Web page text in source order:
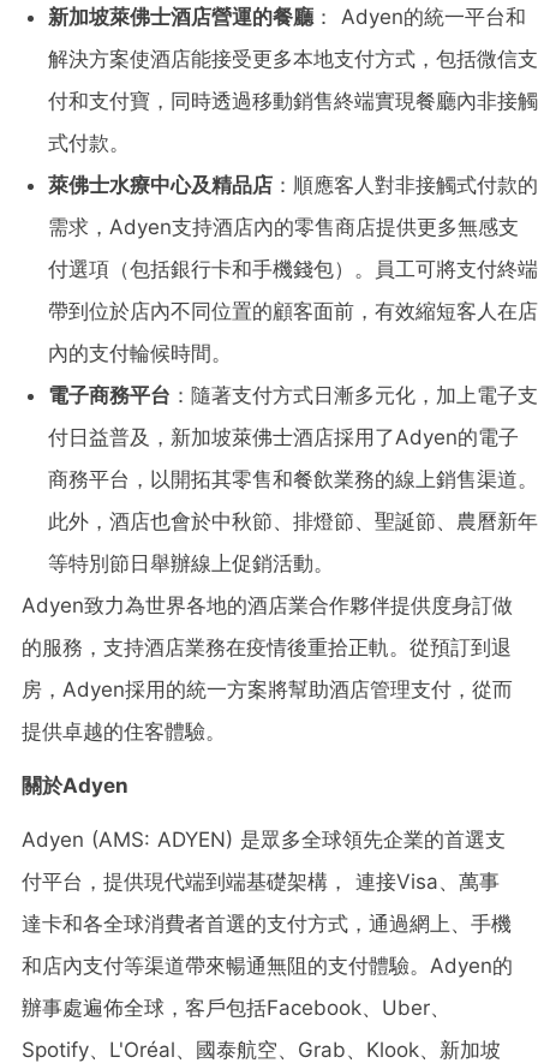
新加坡萊佛士酒店營運的餐廳 ： Adyen的統一平台和
解決方案使酒店能接受更多本地支付方式，包括微信支
付和支付寶，同時透過移動銷售終端實現餐廳內非接觸
式付款。
萊佛士水療中心及精品店 ：順應客人對非接觸式付款的
需求，Adyen支持酒店內的零售商店提供更多無感支
付選項（包括銀行卡和手機錢包）。員工可將支付終端
帶到位於店內不同位置的顧客面前，有效縮短客人在店
內的支付輪候時間。
電子商務平台 ：隨著支付方式日漸多元化，加上電子支
付日益普及，新加坡萊佛士酒店採用了Adyen的電子
商務平台，以開拓其零售和餐飲業務的線上銷售渠道。
此外，酒店也會於中秋節、排燈節、聖誕節、農曆新年
等特別節日舉辦線上促銷活動。
Adyen致力為世界各地的酒店業合作夥伴提供度身訂做
的服務，支持酒店業務在疫情後重拾正軌。從預訂到退
房，Adyen採用的統一方案將幫助酒店管理支付，從而
提供卓越的住客體驗。
關於Adyen
Adyen (AMS: ADYEN) 是眾多全球領先企業的首選支
付平台，提供現代端到端基礎架構， 連接Visa、萬事
達卡和各全球消費者首選的支付方式，通過網上、手機
和店內支付等渠道帶來暢通無阻的支付體驗。Adyen的
辦事處遍佈全球，客戶包括Facebook、Uber、
Spotify、L'Oréal、國泰航空、Grab、Klook、新加坡